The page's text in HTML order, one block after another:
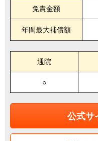
免責金額
年間最大補償額
通院
○
公式サ